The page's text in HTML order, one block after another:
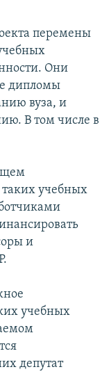
перемены
Они
дипломы
вуза, и
В том числе в
учебных
и
учебных
депутат